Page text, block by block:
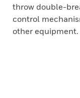
throw double-
control
other equipment.